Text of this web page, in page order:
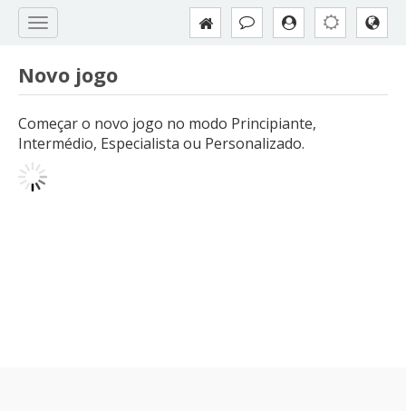
Novo jogo
Começar o novo jogo no modo Principiante,
Intermédio, Especialista ou Personalizado.